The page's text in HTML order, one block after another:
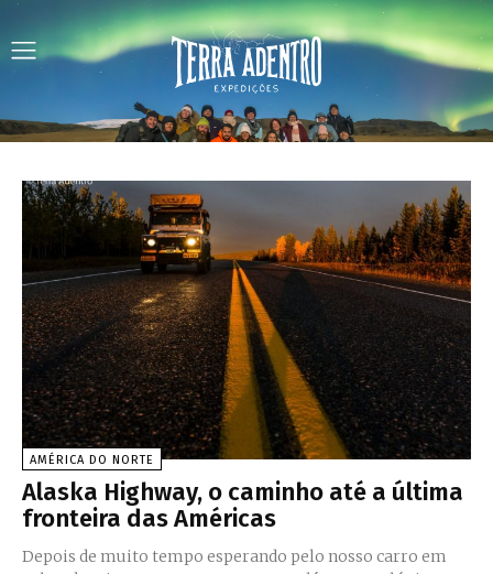
AMÉRICA DO NORTE
Alaska Highway, o caminho até a última
fronteira das Américas
Depois de muito tempo esperando pelo nosso carro em